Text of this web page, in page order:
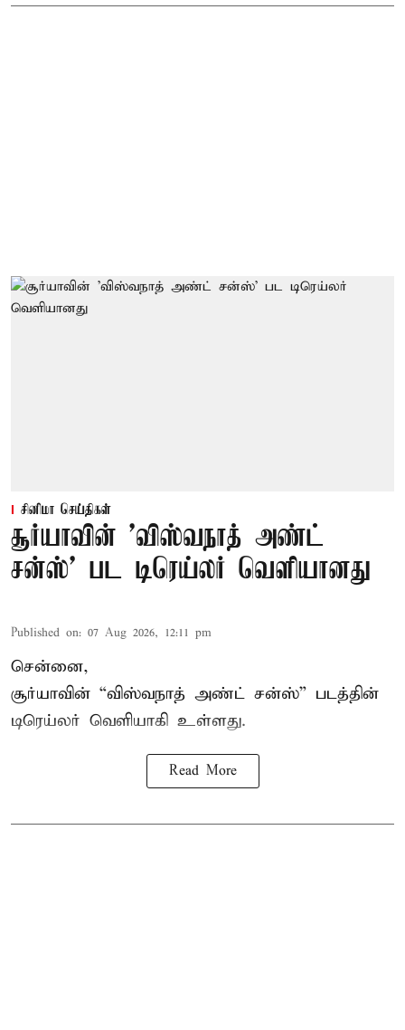
சினிமா செய்திகள்
சூர்யாவின் 'விஸ்வநாத் அண்ட்
சன்ஸ்' பட டிரெய்லர் வெளியானது
Published on: 07 Aug 2026, 12:11 pm
சென்னை,
சூர்யாவின் “விஸ்வநாத் அண்ட் சன்ஸ்” படத்தின்
டிரெய்லர் வெளியாகி உள்ளது.
Read More